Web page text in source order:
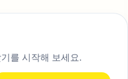
를 시작해 보세요.